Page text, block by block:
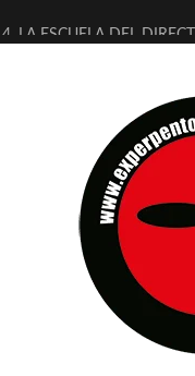
4, LA ESCUELA DEL
JUDÍAS EN #EXVITA
REINVENTAN
FLASH PRESENTA EN
EN EXVITA
PRESENTA [CURSO DE
SARE NOS EXPLICA